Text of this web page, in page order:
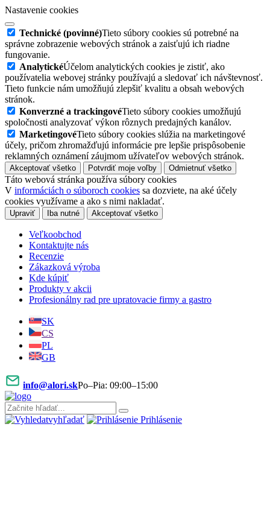
Nastavenie cookies
Technické (povinné)Tieto súbory cookies sú potrebné na
správne zobrazenie webových stránok a zaisťujú ich riadne
fungovanie.
AnalytickéÚčelom analytických cookies je zistiť, ako
používatelia webovej stránky používajú a sledovať ich návštevnosť.
Tieto funkcie nám umožňujú zlepšiť kvalitu a obsah webových
stránok.
Konverzné a trackingovéTieto súbory cookies umožňujú
spoločnosti analyzovať výkon rôznych predajných kanálov.
MarketingovéTieto súbory cookies slúžia na marketingové
účely, pričom zhromažďujú informácie pre lepšie prispôsobenie
reklamných oznámení záujmom užívateľov webových stránok.
Akceptovať všetko Potvrdiť moje voľby Odmietnuť všetko
Táto webová stránka používa súbory cookies
V informáciách o súboroch cookies sa dozviete, na aké účely
cookies využívame a ako s nimi nakladať.
Upraviť Iba nutné Akceptovať všetko
Veľkoobchod
Kontaktujte nás
Recenzie
Zákazková výroba
Kde kúpiť
Produkty v akcii
Profesionálny rad pre upratovacie firmy a gastro
SK
CS
PL
GB
info@alori.skPo–Pia: 09:00–15:00
vyhľadať Prihlásenie